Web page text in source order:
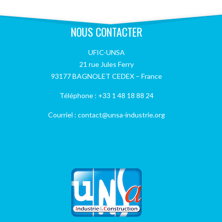
NOUS CONTACTER
UFIC-UNSA
21 rue Jules Ferry
93177 BAGNOLET CEDEX – France
Téléphone : +33 1 48 18 88 24
Courriel : contact@unsa-industrie.org